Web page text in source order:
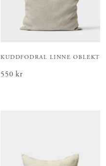
KUDDFODRAL LINNE OBLEKT
Pris :550 kr
550 kr